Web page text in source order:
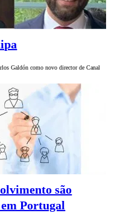
Galdón como novo director de Canal
são
Portugal